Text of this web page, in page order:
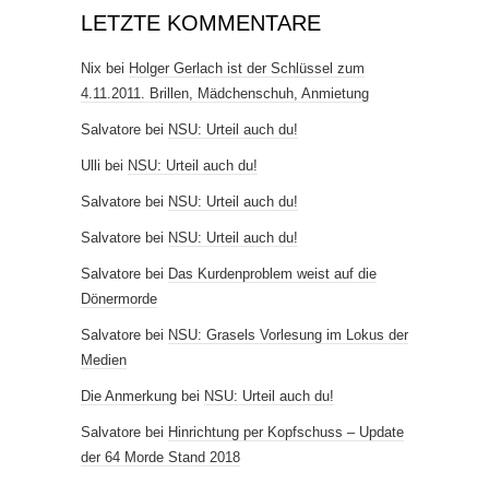
LETZTE KOMMENTARE
Nix bei Holger Gerlach ist der Schlüssel zum
4.11.2011. Brillen, Mädchenschuh, Anmietung
Salvatore bei NSU: Urteil auch du!
Ulli bei NSU: Urteil auch du!
Salvatore bei NSU: Urteil auch du!
Salvatore bei NSU: Urteil auch du!
Salvatore bei Das Kurdenproblem weist auf die
Dönermorde
Salvatore bei NSU: Grasels Vorlesung im Lokus der
Medien
Die Anmerkung bei NSU: Urteil auch du!
Salvatore bei Hinrichtung per Kopfschuss – Update
der 64 Morde Stand 2018